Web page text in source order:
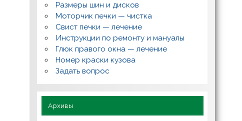
р
о
ы
,
о
л
з
Размеры шин и дисков
Моторчик печки — чистка
Свист печки — лечение
Инструкции по ремонту и мануалы
Глюк правого окна — лечение
Номер краски кузова
Задать вопрос
Архивы